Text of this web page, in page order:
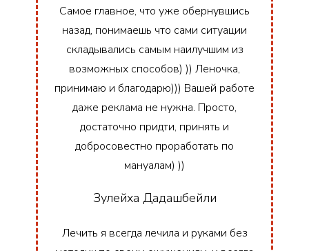
Самое главное, что уже обернувшись
назад, понимаешь что сами ситуации
складывались самым наилучшим из
возможных способов) )) Леночка,
принимаю и благодарю))) Вашей работе
даже реклама не нужна. Просто,
достаточно придти, принять и
добросовестно проработать по
мануалам) ))
Зулейха Дадашбейли
Лечить я всегда лечила и руками без